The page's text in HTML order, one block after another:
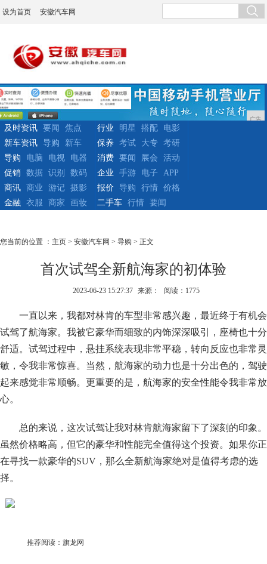
设为首页 安徽汽车网
广告
及时资讯 要闻
焦点
新车资讯
导购 新车
行业 明星 搭配
电影
保养
考试 大专
考研
导购
电脑 电视
电器
促销
数据 识别 数码
消费 要闻 展会
活动
企业
手游 电子
APP
商讯
商业 游记
摄影
金融
衣服 商家 画妆
报价 导购 行情
价格
二手车
行情 要闻
您当前的位置 ： 主页 > 安徽汽车网 > 导购 > 正文
首次试驾全新航海家的初体验
2023-06-23 15:27:37 来源： 阅读：1775
一直以来，我都对林肯的车型非常感兴趣，最近终于有机会
试驾了航海家。我被它豪华而细致的内饰深深吸引，座椅也十分
舒适。试驾过程中，悬挂系统表现非常平稳，转向反应也非常灵
敏，令我非常惊喜。当然，航海家的动力也是十分出色的，驾驶
起来感觉非常顺畅。更重要的是，航海家的安全性能令我非常放
心。
总的来说，这次试驾让我对林肯航海家留下了深刻的印象。
虽然价格略高，但它的豪华和性能完全值得这个投资。如果你正
在寻找一款豪华的SUV，那么全新航海家绝对是值得考虑的选
择。
推荐阅读： 旗龙网